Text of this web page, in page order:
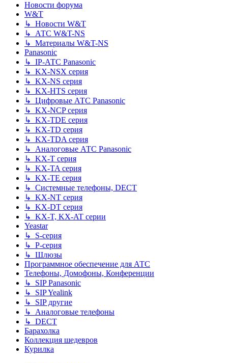
Новости форума
W&T
↳ Новости W&T
↳ АТС W&T-NS
↳ Материалы W&T-NS
Panasonic
↳ IP-АТС Panasonic
↳ KX-NSX серия
↳ KX-NS серия
↳ KX-HTS серия
↳ Цифровые АТС Panasonic
↳ KX-NCP серия
↳ KX-TDE серия
↳ KX-TD серия
↳ KX-TDA серия
↳ Аналоговые АТС Panasonic
↳ KX-T серия
↳ KX-TA серия
↳ KX-TE серия
↳ Системные телефоны, DECT
↳ KX-NT серия
↳ KX-DT серия
↳ KX-T, KX-AT серии
Yeastar
↳ S-серия
↳ P-серия
↳ Шлюзы
Программное обеспечение для АТС
Телефоны, Домофоны, Конференции
↳ SIP Panasonic
↳ SIP Yealink
↳ SIP другие
↳ Аналоговые телефоны
↳ DECT
Барахолка
Коллекция шедевров
Курилка